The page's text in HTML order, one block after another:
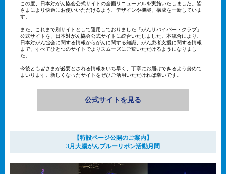
この度、日本対がん協会公式サイトの全面リニューアルを実施いたしました。皆
さまにより快適にお使いいただけるよう、デザインや機能、構成を一新していま
す。
また、これまで別サイトとして運用しておりました「がんサバイバー・クラブ」
公式サイトを、日本対がん協会公式サイトに統合いたしました。本統合により、
日本対がん協会に関する情報からがんに関する知識、がん患者支援に関する情報
まで、すべてひとつのサイトでよりスムーズにご覧いただけるようになりまし
た。
今後とも皆さまが必要とされる情報をいち早く、丁寧にお届けできるよう努めて
まいります。新しくなったサイトをぜひご活用いただければ幸いです。
公式サイトを見る
【特設ページ公開のご案内】
3月大腸がんブルーリボン活動月間